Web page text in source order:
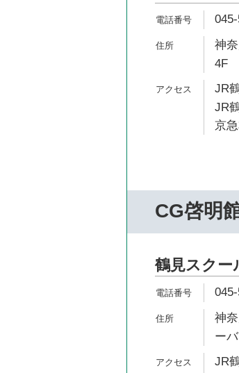
神
4F
JR
JR
京
CG啓明
鶴見スクー
神
ー
JR